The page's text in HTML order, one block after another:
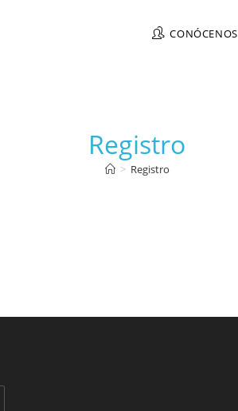
CONÓCENOS
Registro
> Registro